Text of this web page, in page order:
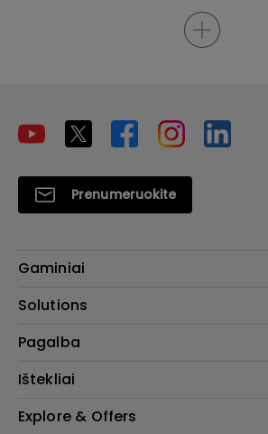
Prenumeruokite
Gaminiai
Projektoriai
Apšvietimas
Garsiakalbis
Solutions
Education
Pagalba
Susisiekite su mumis
Kur įsigyti
Ištekliai
Projektoriaus skaičiuotuvas
Explore & Offers